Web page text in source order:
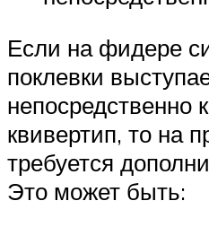
Если на фидере
поклевки
непосредственно
квивертип, то на
требуется
Это может быть: